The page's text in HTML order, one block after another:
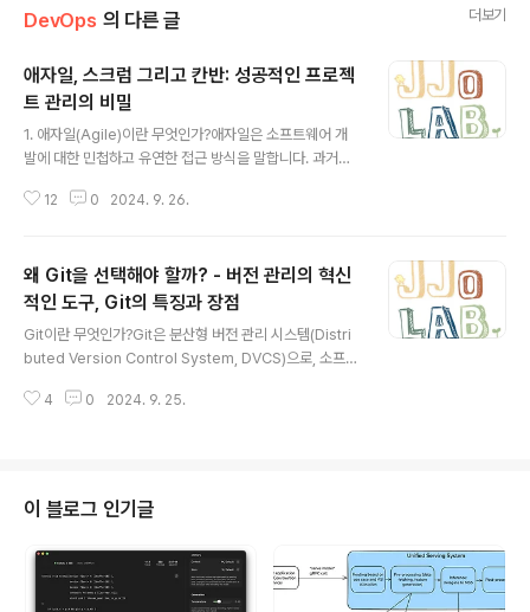
DevOps 의 다른 글 더보기
애자일, 스크럼 그리고 칸반: 성공적인 프로젝
트 관리의 비밀
1. 애자일(Agile)이란 무엇인가?애자일은 소프트웨어 개
발에 대한 민첩하고 유연한 접근 방식을 말합니다. 과거의
순차적으로 완료한 후 다음 단계로 넘어갔지만, 애자일은
로 대응할 수 있도록 설계되었습니다.애자일의 탄생 배경
은 빠르게 변하는 고객 요구와 시장 변화에 대응하기 위한
필요에서 출발했습니다. 폭포수 모델에서는 기획 단계에서
발생한 오류나 변경 요청을 처리하는 데 많은 시간과 비용
이 들었기 때문에, 보다 빠르고 유연한 방법이 요구되었습
니다. 애자일은 이 문제를 해결하기 위해 생겨났으며, 고객
12 0 2024. 9. 26.
왜 Git을 선택해야 할까? - 버전 관리의 혁신
적인 도구, Git의 특징과 장점
Git이란 무엇인가?Git은 분산형 버전 관리 시스템(Distri
buted Version Control System, DVCS)으로, 소프트
리하고, 협업을 원활하게 해주는 강력한 도구로 널리 사용
업할 수 있게 하며, 각자의 작업 내용을 충돌 없이 병합할
수 있습니다.Git의 주요 특징 및 장점스냅샷 기반의 데이터
저장 방식대부분의 다른 버전 관리 시스템은 파일의 변경
내역을 기록하는 방식으로 데이터를 저장합니다. 그러나 G
it은 스냅샷 기반으로 데이터를 저장하여, 프로젝트의 특
4 0 2024. 9. 25.
이 블로그 인기글